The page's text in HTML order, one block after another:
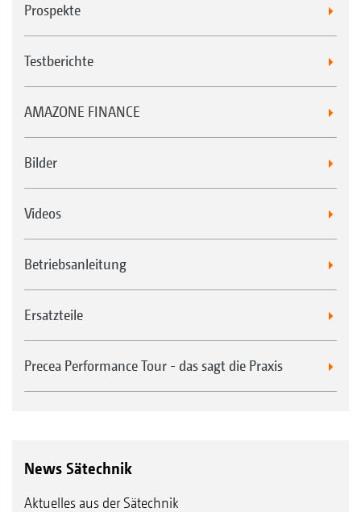
Prospekte
Testberichte
AMAZONE FINANCE
Bilder
Videos
Betriebsanleitung
Ersatzteile
Precea Performance Tour - das sagt die Praxis
News Sätechnik
Aktuelles aus der Sätechnik